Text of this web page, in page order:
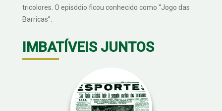
tricolores. O episódio ficou conhecido como “Jogo das
Barricas”.
IMBATÍVEIS JUNTOS